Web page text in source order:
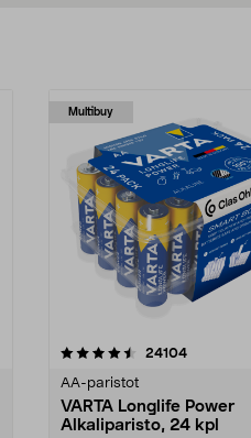
Multibuy
24104arvostelut
AA-paristot
VARTA Longlife Power
Alkaliparisto, 24 kpl
4.5viidestä